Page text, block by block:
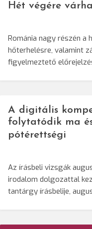
Hét végére
Románia nagy részén a
hőterhelésre, valamint
figyelmeztető
A digitális
folytatódik ma
pótérettségi
Az írásbeli vizsgák
irodalom dolgozattal
tantárgy írásbelije,